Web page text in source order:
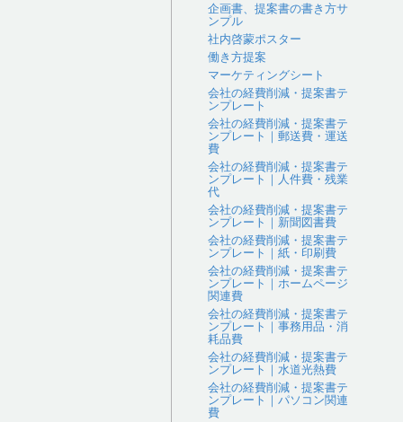
企画書、提案書の書き方サ
ンプル
社内啓蒙ポスター
働き方提案
マーケティングシート
会社の経費削減・提案書テ
ンプレート
会社の経費削減・提案書テ
ンプレート｜郵送費・運送
費
会社の経費削減・提案書テ
ンプレート｜人件費・残業
代
会社の経費削減・提案書テ
ンプレート｜新聞図書費
会社の経費削減・提案書テ
ンプレート｜紙・印刷費
会社の経費削減・提案書テ
ンプレート｜ホームページ
関連費
会社の経費削減・提案書テ
ンプレート｜事務用品・消
耗品費
会社の経費削減・提案書テ
ンプレート｜水道光熱費
会社の経費削減・提案書テ
ンプレート｜パソコン関連
費